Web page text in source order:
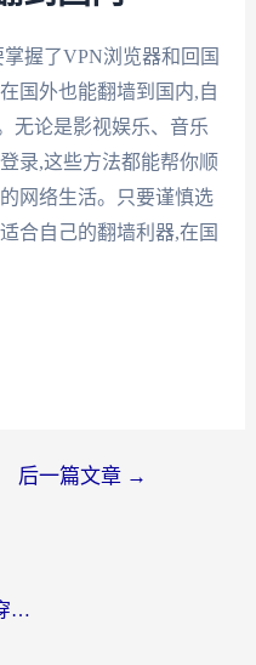
握了VPN浏览器和回国
国外也能翻墙到国内,自
无论是影视娱乐、音乐
录,这些方法都能帮你顺
网络生活。只要谨慎选
合自己的翻墙利器,在国
后一篇文章 →
海外党必看：ChickCN和极速穿梭VPN好用吗？3招教你选对回国加速器无缝刷国内资源